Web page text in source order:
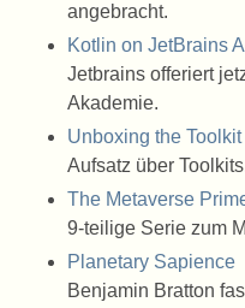
angebracht.
Kotlin on JetBrains
Jetbrains offeriert
Akademie.
Unboxing the Toolkit
Aufsatz über
The Metaverse
9-teilige Serie zum
Planetary Sapience
Benjamin Bratton